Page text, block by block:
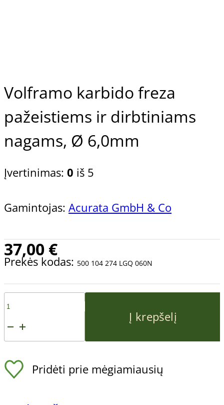
Volframo karbido freza
pažeistiems ir dirbtiniams
nagams, Ø 6,0mm
Įvertinimas: 0 iš 5
Gamintojas: Acurata GmbH & Co
37,00 €
Prekės kodas: 500 104 274 LGQ 060N
produkto
kiekis:
karbido
Į krepšelį
Pridėti prie mėgiamiausių